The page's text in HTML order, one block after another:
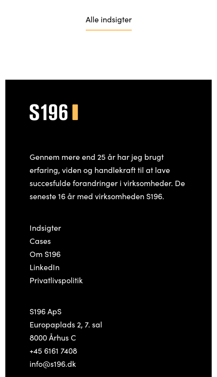
Alle indsigter
Gennem mere end 25 år har jeg brugt
erfaring, viden og handlekraft til at lave
succesfulde forandringer i virksomheder. De
seneste 16 år med virksomheden S196.
Indsigter
Cases
Om S196
LinkedIn
Privatlivspolitik
S196 ApS
Europaplads 2, 7. sal
8000 Århus C
+45 6161 7408
info@s196.dk